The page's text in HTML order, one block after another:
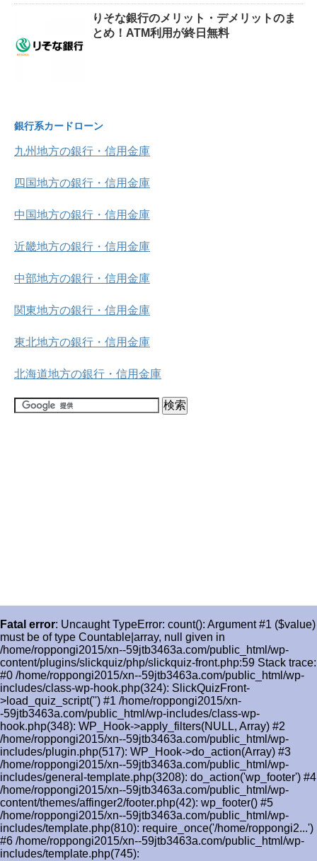
りそな銀行のメリット・デメリットのま
とめ！ATM利用が終日無料
銀行系カードローン
九州地方の銀行・信用金庫
四国地方の銀行・信用金庫
中国地方の銀行・信用金庫
近畿地方の銀行・信用金庫
中部地方の銀行・信用金庫
関東地方の銀行・信用金庫
東北地方の銀行・信用金庫
北海道地方の銀行・信用金庫
Fatal error: Uncaught TypeError: count(): Argument #1 ($value)
must be of type Countable|array, null given in
/home/roppongi2015/xn--59jtb3463a.com/public_html/wp-
content/plugins/slickquiz/php/slickquiz-front.php:59 Stack trace:
#0 /home/roppongi2015/xn--59jtb3463a.com/public_html/wp-
includes/class-wp-hook.php(324): SlickQuizFront-
>load_quiz_script('') #1 /home/roppongi2015/xn-
-59jtb3463a.com/public_html/wp-includes/class-wp-
hook.php(348): WP_Hook->apply_filters(NULL, Array) #2
/home/roppongi2015/xn--59jtb3463a.com/public_html/wp-
includes/plugin.php(517): WP_Hook->do_action(Array) #3
/home/roppongi2015/xn--59jtb3463a.com/public_html/wp-
includes/general-template.php(3208): do_action('wp_footer') #4
/home/roppongi2015/xn--59jtb3463a.com/public_html/wp-
content/themes/affinger2/footer.php(42): wp_footer() #5
/home/roppongi2015/xn--59jtb3463a.com/public_html/wp-
includes/template.php(810): require_once('/home/roppongi2...')
#6 /home/roppongi2015/xn--59jtb3463a.com/public_html/wp-
includes/template.php(745):